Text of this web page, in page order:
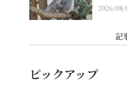
2026/08/
記
ピックアップ